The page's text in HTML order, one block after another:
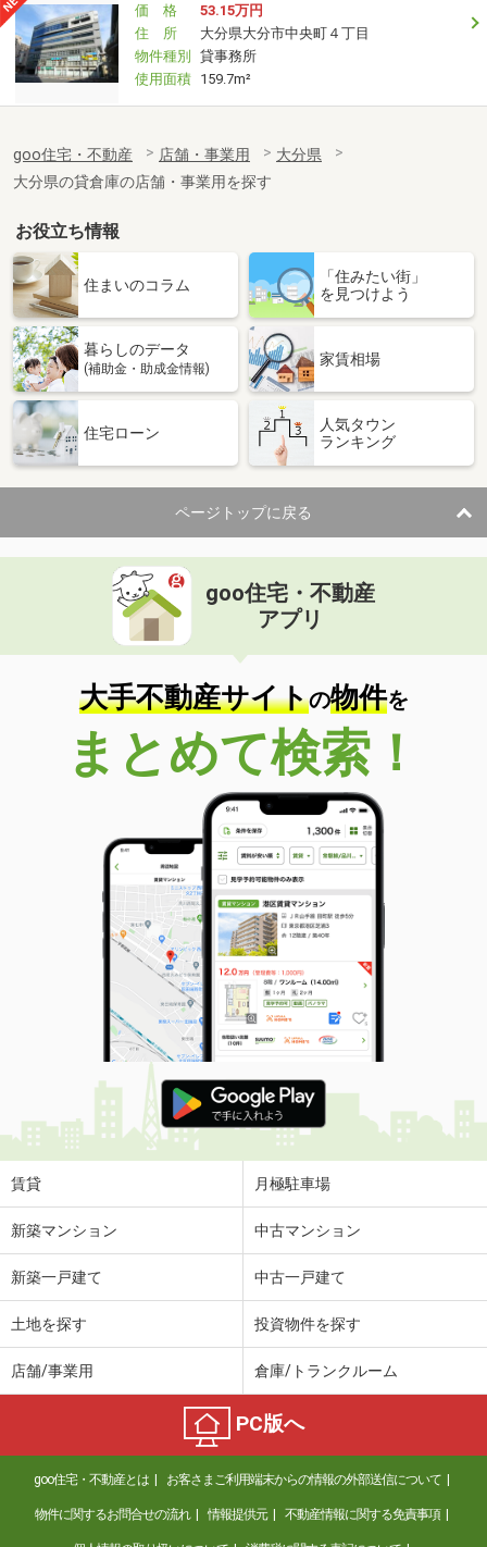
価 格
53.15万円
住 所
大分県大分市中央町４丁目
物件種別
貸事務所
使用面積 159.7m²
goo住宅・不動産 店舗・事業用
大分県
大分県の貸倉庫の店舗・事業用を探す
お役立ち情報
住まいのコラム
「住みたい街」
を見つけよう
暮らしのデータ
(補助金・助成金情報)
家賃相場
住宅ローン
人気タウン
ランキング
ページトップに戻る
goo住宅・不動産
アプリ
大手不動産サイトの物件を
まとめて検索！
賃貸 月極駐車場
新築マンション 中古マンション
新築一戸建て 中古一戸建て
土地を探す 投資物件を探す
店舗/事業用 倉庫/トランクルーム
PC版へ
goo住宅・不動産とは お客さまご利用端末からの情報の外部送信について
物件に関するお問合せの流れ 情報提供元 不動産情報に関する免責事項